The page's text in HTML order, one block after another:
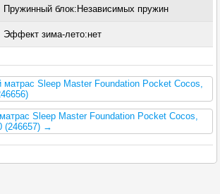
Пружинный блок:Независимых пружин
Эффект зима-лето:нет
Sleep Master Foundation Pocket Cocos,
Sleep Master Foundation Pocket Cocos,
(246657) →